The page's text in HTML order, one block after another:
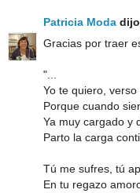
Patricia Moda
Gracias por traer
"...
Yo te quiero, verso
Porque cuando
Ya muy cargado y
Parto la carga
Tú me sufres, tú
En tu regazo